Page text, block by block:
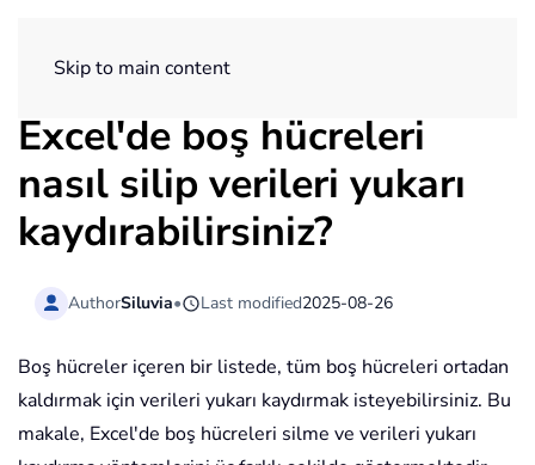
Skip to main content
Excel'de boş hücreleri
nasıl silip verileri yukarı
kaydırabilirsiniz?
AuthorSiluvia• Last modified2025-08-26
Boş hücreler içeren bir listede, tüm boş hücreleri ortadan
kaldırmak için verileri yukarı kaydırmak isteyebilirsiniz. Bu
makale, Excel'de boş hücreleri silme ve verileri yukarı